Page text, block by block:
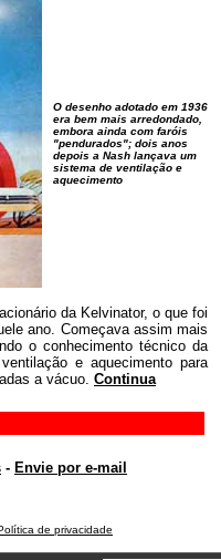
O desenho adotado em 1936
era bem mais arredondado,
embora ainda com faróis
"pendurados"; dois anos
depois a Nash lançava um
sistema de ventilação e
aquecimento
da Kelvinator, o que foi
ano. Começava assim mais
o conhecimento técnico da
e aquecimento para
a vácuo. Continua
- Envie por e-mail
de privacidade